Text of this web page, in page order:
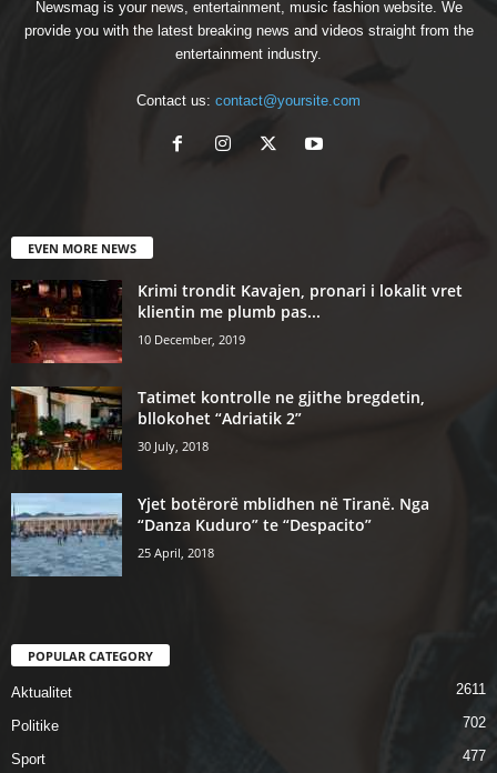
Newsmag is your news, entertainment, music fashion website. We
provide you with the latest breaking news and videos straight from the
entertainment industry.
Contact us: contact@yoursite.com
EVEN MORE NEWS
Krimi trondit Kavajen, pronari i lokalit vret
klientin me plumb pas...
10 December, 2019
Tatimet kontrolle ne gjithe bregdetin,
bllokohet “Adriatik 2”
30 July, 2018
Yjet botërorë mblidhen në Tiranë. Nga
“Danza Kuduro” te “Despacito”
25 April, 2018
POPULAR CATEGORY
Aktualitet 2611
Politike 702
Sport 477